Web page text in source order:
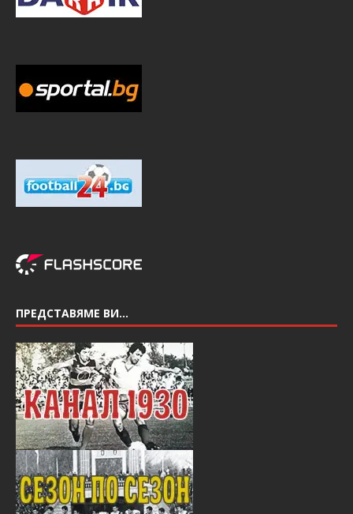
ПРЕДСТАВЯМЕ ВИ…